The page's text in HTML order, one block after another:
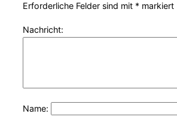
Erforderliche Felder sind mit * markiert
Nachricht:
Name: